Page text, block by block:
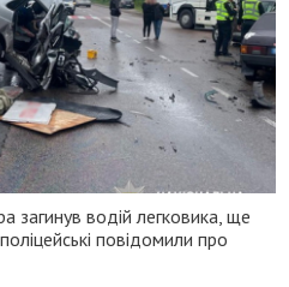
загинув водій легковика, ще
повідомили про